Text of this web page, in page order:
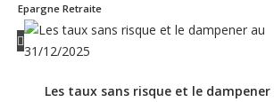
Epargne Retraite
Les taux sans risque et le dampener